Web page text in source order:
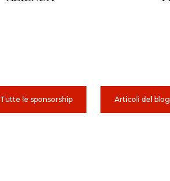
Tutte le sponsorship Articoli del blog